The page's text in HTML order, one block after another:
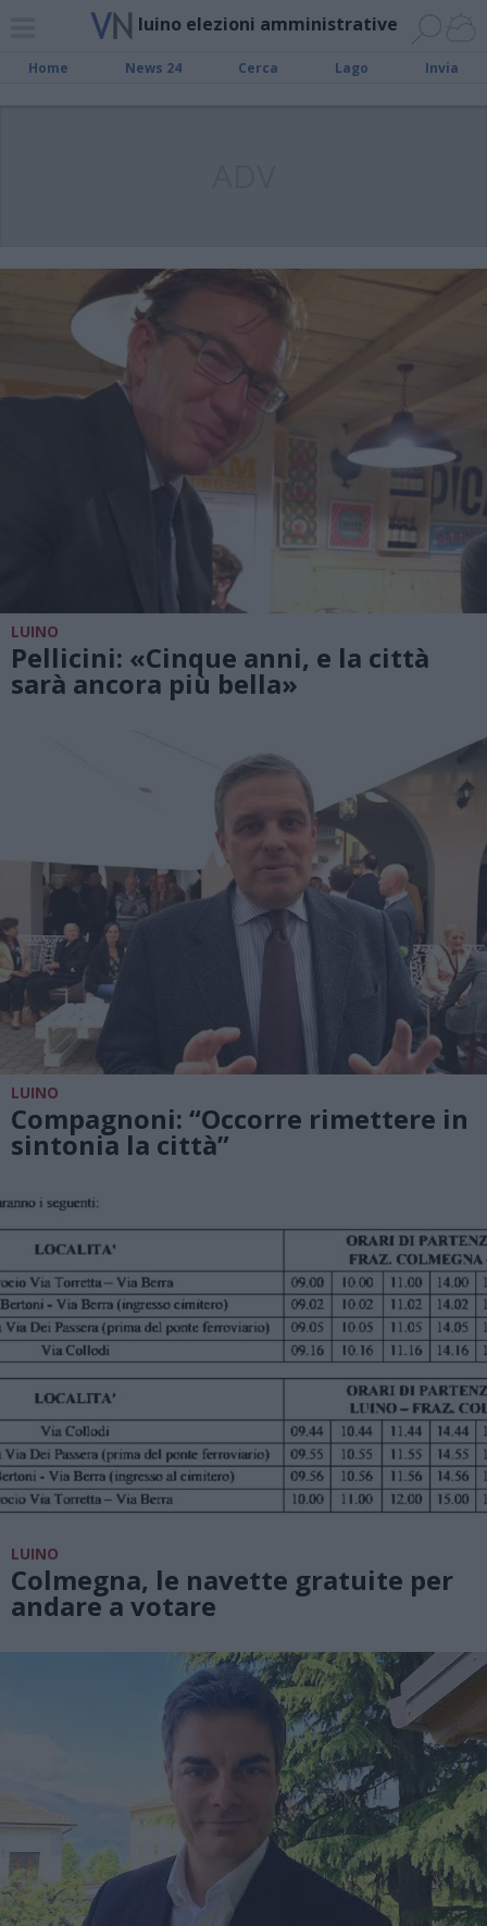
luino elezioni amministrative
Home News 24 Cerca Lago Invia
LUINO
Pellicini: «Cinque anni, e la città
sarà ancora più bella»
LUINO
Compagnoni: “Occorre rimettere in
sintonia la città”
LUINO
Colmegna, le navette gratuite per
andare a votare